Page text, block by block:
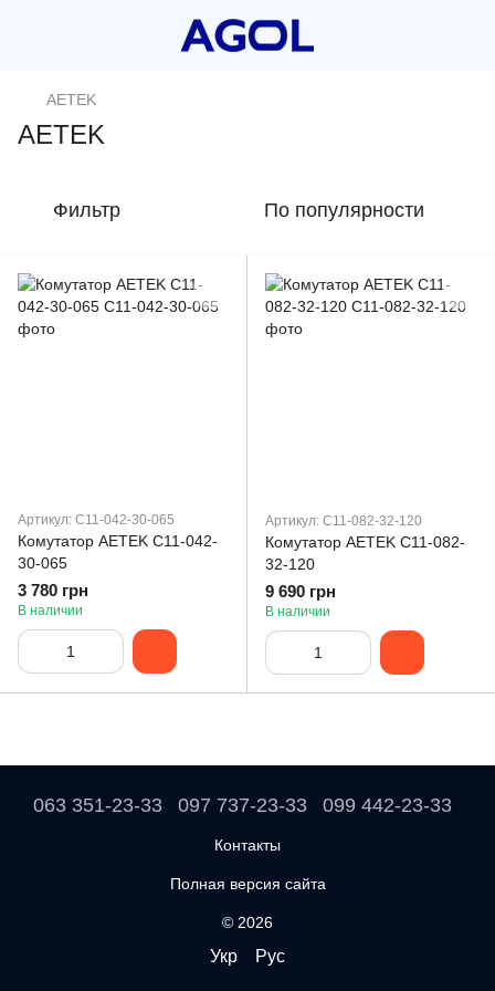
AETEK
AETEK
Фильтр По популярности
Артикул: C11-042-30-065
Комутатор AETEK C11-042-
30-065
3 780 грн
В наличии
Артикул: C11-082-32-120
Комутатор AETEK C11-082-
32-120
9 690 грн
В наличии
063 351-23-33 097 737-23-33 099 442-23-33
Контакты
Полная версия сайта
© 2026
Укр Рус